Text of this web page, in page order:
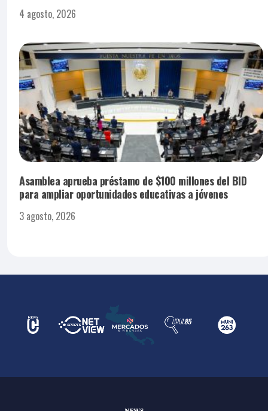
4 agosto, 2026
Asamblea aprueba préstamo de $100 millones del BID
para ampliar oportunidades educativas a jóvenes
3 agosto, 2026